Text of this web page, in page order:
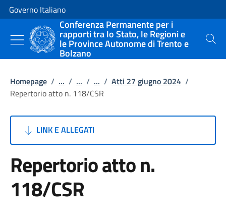
Vai al contenuto
Vai alla navigazione del sito
Governo Italiano
Conferenza Permanente per i
rapporti tra lo Stato, le Regioni e
le Province Autonome di Trento e
Bolzano
Cerca
Homepage / ... / ... / ... / Atti 27 giugno 2024 /
Repertorio atto n. 118/CSR
LINK E ALLEGATI
Repertorio atto n.
118/CSR